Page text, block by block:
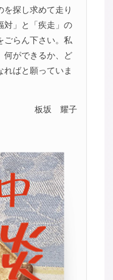
を探し求めて走り
対」と「疾走」の
ごらん下さい。私
何ができるか、ど
ればと願っていま
板坂 耀子